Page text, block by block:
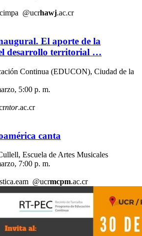
@ucrhawj.ac.cr
El aporte de la
desarrollo territorial …
Continua (EDUCON), Ciudad de la
5:00 p. m.
ntor.ac.cr
canta
Escuela de Artes Musicales
7:00 p. m.
@ucrmcpm.ac.cr